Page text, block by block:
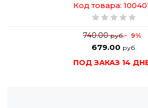
Код товара:
740.00руб. 9%
679.00 руб.
ПОД ЗАКАЗ 14